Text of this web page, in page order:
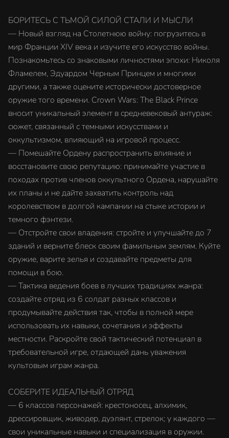
БОРИТЕСЬ С ТЬМОЙ СИЛОЙ СТАЛИ И МЫСЛИ
— Новый взгляд на Столетнюю войну: погрузитесь в
мир Франции XIV века и изучите его искусство войны.
Познакомьтесь со знаковыми личностями эпохи: Николя
Фламелем, Эдуардом Черным Принцем и многими
другими, а также оцените исторически достоверное
оружие того времени. Crown Wars: The Black Prince
вносит уникальный элемент в средневековый антураж:
сюжет, связанный с темными искусствами и
оккультизмом, влияющий на игровой процесс.
— Помешайте Ордену распространить влияние и
восстановите свою репутацию: принимайте участие в
походах против членов оккультного Ордена, нарушайте
их планы и не дайте захватить контроль над
королевством в долгой кампании на стыке истории и
темного фэнтези.
— Отстройте свои владения: стройте и улучшайте до 7
зданий и верните блеск своим фамильным землям. Куйте
оружие, варите зелья и создавайте предметы для
помощи в бою.
— Тактика ведения боев в лучших традициях жанра:
создайте отряд из 6 солдат разных классов и
продумывайте действия так, чтобы в полной мере
использовать их навыки, сочетания и эффекты
местности. Раскройте свой тактический потенциал в
требовательной игре, отдающей дань уважения
культовым играм жанра.
СОБЕРИТЕ ИДЕАЛЬНЫЙ ОТРЯД
— 6 классов персонажей: крестоносец, алхимик,
дрессировщик, живодер, дуэлянт, стрелок; у каждого —
свои уникальные навыки и специализация в оружии.